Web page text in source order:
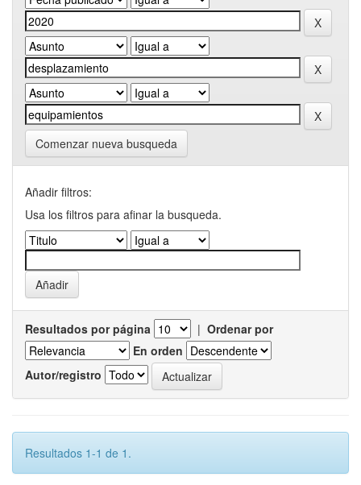
Comenzar nueva busqueda
Añadir filtros:
Usa los filtros para afinar la busqueda.
Resultados por página | Ordenar por
En orden
Autor/registro
Resultados 1-1 de 1.